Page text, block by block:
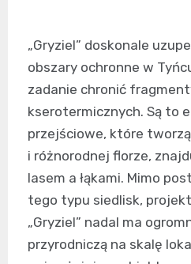
„Gryziel” doskonale
obszary ochronne w
zadanie chronić
kserotermicznych. Są to
przejściowe, które
i różnorodnej florze,
lasem a łąkami. Mimo
tego typu siedlisk,
„Gryziel” nadal ma
przyrodniczą na skalę